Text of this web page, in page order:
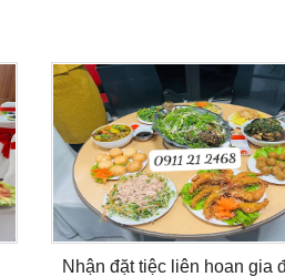
Nhận đặt tiệc liên hoan gia